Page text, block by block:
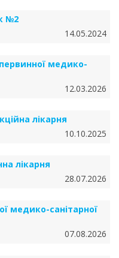
№2
14.05.2024
медико-
12.03.2026
лікарня
10.10.2025
лікарня
28.07.2026
медико-санітарної
07.08.2026